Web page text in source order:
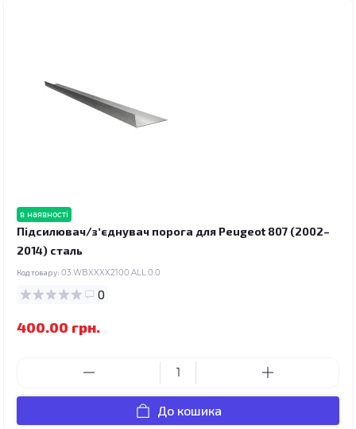
в наявності
Підсилювач/зʼєднувач порога для Peugeot 807 (2002–
2014) сталь
Код товару: 03.WBXXXX2100.ALL.0.0
0
400.00 грн.
До кошика